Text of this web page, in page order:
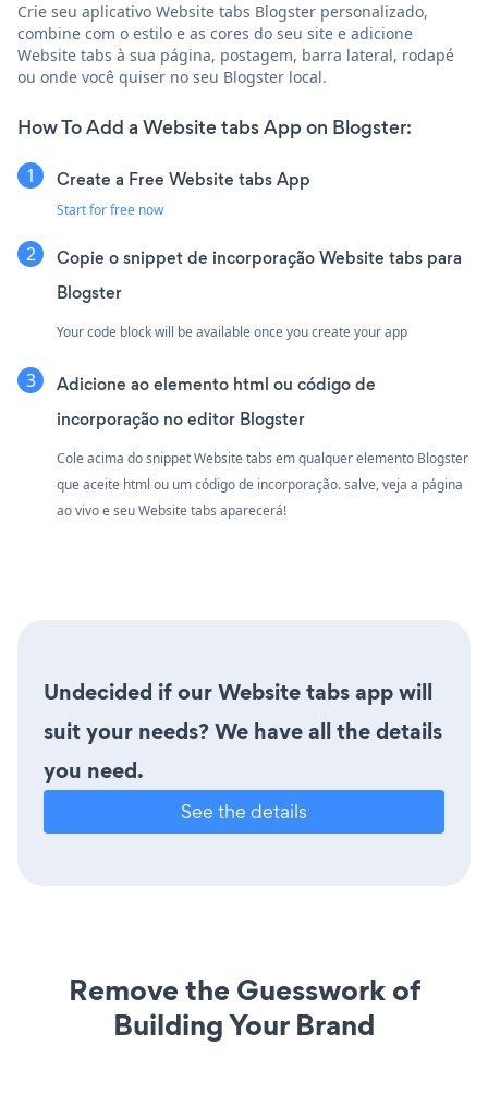
Crie seu aplicativo Website tabs Blogster personalizado,
combine com o estilo e as cores do seu site e adicione
Website tabs à sua página, postagem, barra lateral, rodapé
ou onde você quiser no seu Blogster local.
How To Add a Website tabs App on Blogster:
Create a Free Website tabs App
Start for free now
Copie o snippet de incorporação Website tabs para
Blogster
Your code block will be available once you create your app
Adicione ao elemento html ou código de
incorporação no editor Blogster
Cole acima do snippet Website tabs em qualquer elemento Blogster
que aceite html ou um código de incorporação. salve, veja a página
ao vivo e seu Website tabs aparecerá!
Undecided if our Website tabs app will
suit your needs? We have all the details
you need.
See the details
Remove the Guesswork of
Building Your Brand